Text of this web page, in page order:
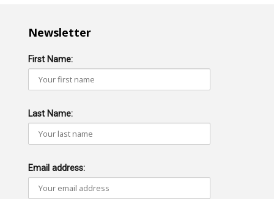
Newsletter
First Name:
Last Name:
Email address: